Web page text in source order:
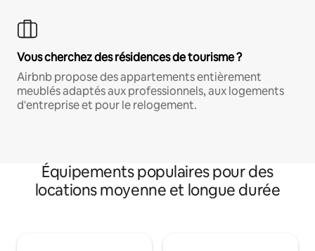
Vous cherchez des résidences de tourisme ?
Airbnb propose des appartements entièrement
meublés adaptés aux professionnels, aux logements
d'entreprise et pour le relogement.
Équipements populaires pour des
locations moyenne et longue durée